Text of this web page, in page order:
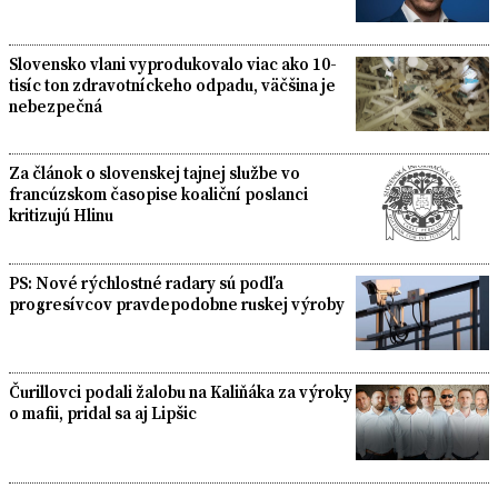
Slovensko vlani vyprodukovalo viac ako 10-
tisíc ton zdravotníckeho odpadu, väčšina je
nebezpečná
Za článok o slovenskej tajnej službe vo
francúzskom časopise koaliční poslanci
kritizujú Hlinu
PS: Nové rýchlostné radary sú podľa
progresívcov pravdepodobne ruskej výroby
Čurillovci podali žalobu na Kaliňáka za výroky
o mafii, pridal sa aj Lipšic